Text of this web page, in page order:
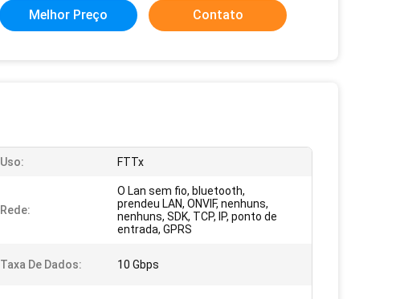
Melhor Preço Contato
Uso: FTTx
Rede:
O Lan sem fio, bluetooth,
prendeu LAN, ONVIF, nenhuns,
nenhuns, SDK, TCP, IP, ponto de
entrada, GPRS
Taxa De Dados: 10 Gbps